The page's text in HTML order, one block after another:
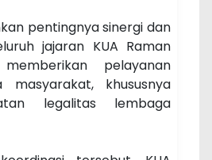
pentingnya sinergi dan
jajaran KUA Raman
pelayanan
masyarakat, khususnya
legalitas lembaga